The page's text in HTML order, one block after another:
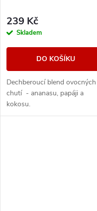
239 Kč
Skladem
DO KOŠÍKU
Dechberoucí blend ovocných
chutí - ananasu, papáji a
kokosu.